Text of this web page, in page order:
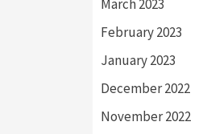
March 2023
February 2023
January 2023
December 2022
November 2022